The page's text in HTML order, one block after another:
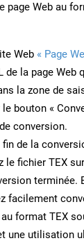
page Web au
Web « Page
de la page
la zone de
bouton «
conversion.
de la
le fichier TEX
terminée.
facilement
au format TEX
une utilisation